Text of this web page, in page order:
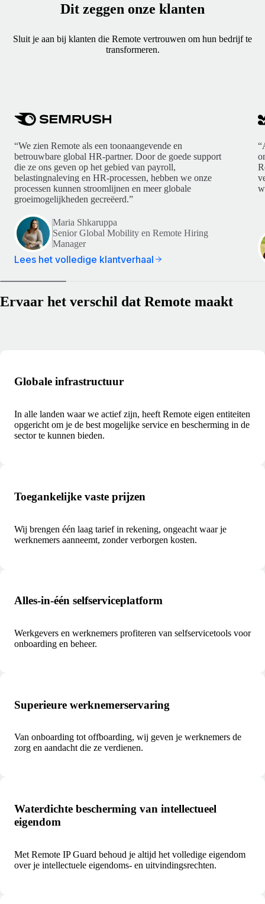
Dit zeggen onze klanten
Sluit je aan bij klanten die Remote vertrouwen om hun bedrijf te
transformeren.
“We zien Remote als een toonaangevende en
betrouwbare global HR-partner. Door de goede support
die ze ons geven op het gebied van payroll,
belastingnaleving en HR-processen, hebben we onze
processen kunnen stroomlijnen en meer globale
groeimogelijkheden gecreëerd.”
Maria Shkaruppa
Senior Global Mobility en Remote Hiring
Manager
Lees het volledige klantverhaal
Ervaar het verschil dat Remote maakt
Globale infrastructuur
In alle landen waar we actief zijn, heeft Remote eigen entiteiten
opgericht om je de best mogelijke service en bescherming in de
sector te kunnen bieden.
Toegankelijke vaste prijzen
Wij brengen één laag tarief in rekening, ongeacht waar je
werknemers aanneemt, zonder verborgen kosten.
Alles-in-één selfserviceplatform
Werkgevers en werknemers profiteren van selfservicetools voor
onboarding en beheer.
Superieure werknemerservaring
Van onboarding tot offboarding, wij geven je werknemers de
zorg en aandacht die ze verdienen.
Waterdichte bescherming van intellectueel
eigendom
Met Remote IP Guard behoud je altijd het volledige eigendom
over je intellectuele eigendoms- en uitvindingsrechten.